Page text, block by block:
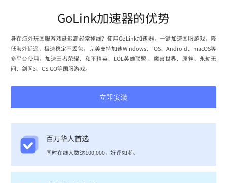
GoLink加速器的优势
身在海外玩国服游戏延迟高经常掉线？使用GoLink加速器，一键加速国服游戏，降
低海外延迟，极速稳定不丢包，完美支持加速Windows、iOS、Android、macOS等
多平台使用，加速王者荣耀、和平精英、LOL英雄联盟 、魔兽世界、原神、永劫无
间、剑网3、CS:GO等国服游戏。
立即安装
百万华人首选
同时在线人数达100,000，好评如潮。